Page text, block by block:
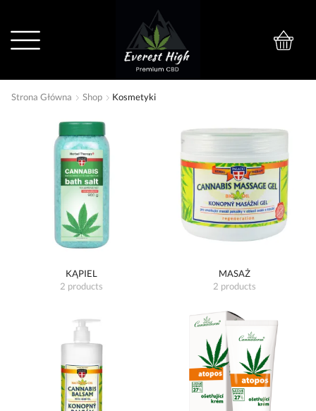
Strona Główna Shop Kosmetyki
KĄPIEL
2 products
MASAŻ
2 products